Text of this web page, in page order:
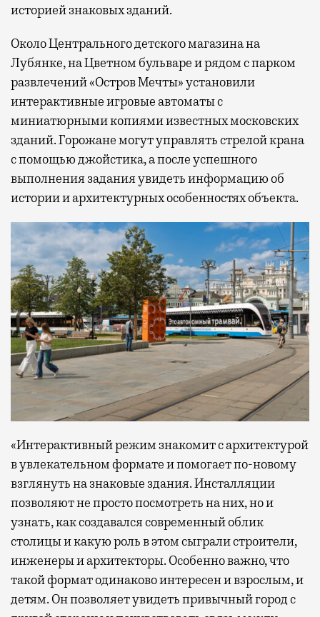
историей знаковых зданий.
Около Центрального детского магазина на
Лубянке, на Цветном бульваре и рядом с парком
развлечений «Остров Мечты» установили
интерактивные игровые автоматы с
миниатюрными копиями известных московских
зданий. Горожане могут управлять стрелой крана
с помощью джойстика, а после успешного
выполнения задания увидеть информацию об
истории и архитектурных особенностях объекта.
«Интерактивный режим знакомит с архитектурой
в увлекательном формате и помогает по-новому
взглянуть на знаковые здания. Инсталляции
позволяют не просто посмотреть на них, но и
узнать, как создавался современный облик
столицы и какую роль в этом сыграли строители,
инженеры и архитекторы. Особенно важно, что
такой формат одинаково интересен и взрослым, и
детям. Он позволяет увидеть привычный город с